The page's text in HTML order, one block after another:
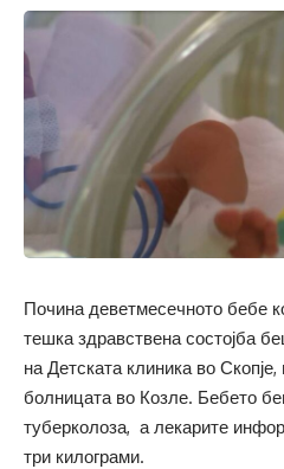
Почина деветмесечното бебе
тешка здравствена состојба
на Детската клиника во
болницата во Козле. Бебето
туберколоза, а лекарите
три килограми.